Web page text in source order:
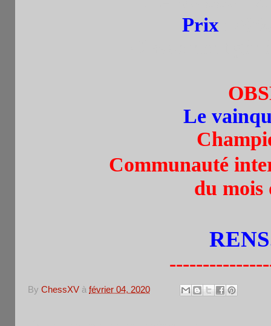
Prix
Le
Communauté
du
By ChessXV à février 04, 2020